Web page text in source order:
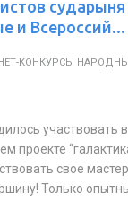
сударыня |
и Всероссий...
КОНКУРСЫ
участвовать
проекте
свое
Только